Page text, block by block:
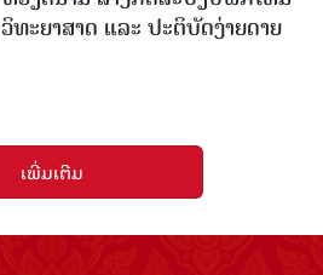
ວິທະຍາສາດ ແລະ ປະຕິບັດງ່າຍດາຍ
ເພີ່ມເຕີມ